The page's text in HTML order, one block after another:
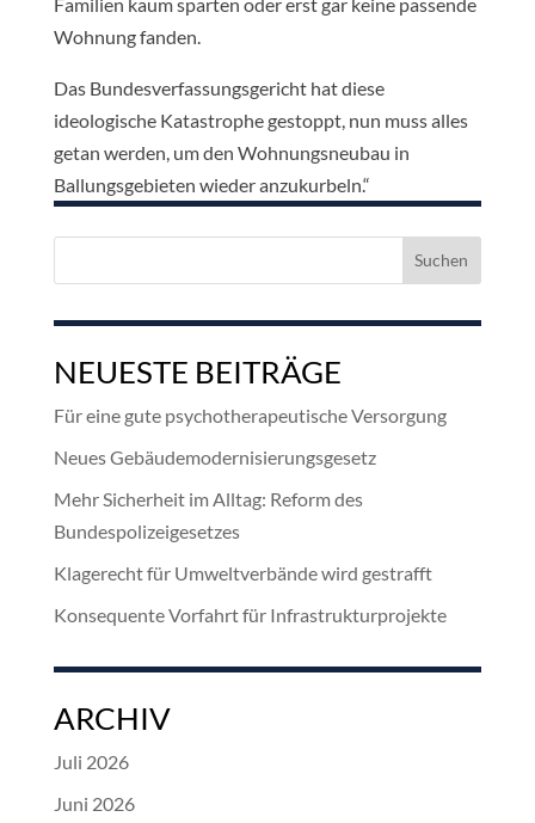
Wohnung fanden.
Das Bundesverfassungsgericht hat diese
ideologische Katastrophe gestoppt, nun muss alles
getan werden, um den Wohnungsneubau in
Ballungsgebieten wieder anzukurbeln.“
Suchen
NEUESTE BEITRÄGE
Für eine gute psychotherapeutische Versorgung
Neues Gebäudemodernisierungsgesetz
Mehr Sicherheit im Alltag: Reform des
Bundespolizeigesetzes
Klagerecht für Umweltverbände wird gestrafft
Konsequente Vorfahrt für Infrastrukturprojekte
ARCHIV
Juli 2026
Juni 2026